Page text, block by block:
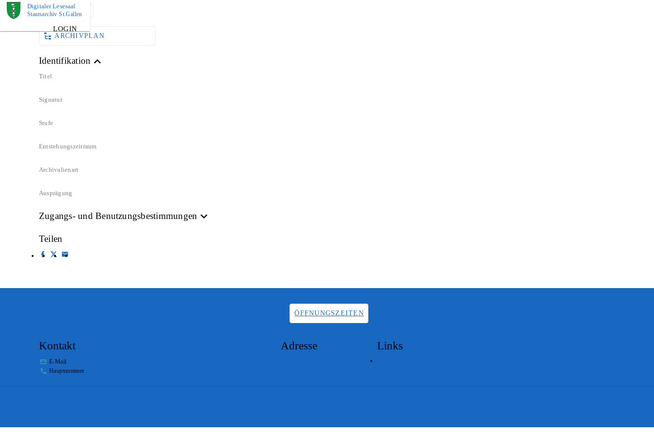
Digitaler Lesesaal
Staatsarchiv St.Gallen
LOGIN
DOKUMENT
ARCHIVPLAN
Identifikation
Titel
Signatur
Stufe
Entstehungszeitraum
Archivalienart
Ausprägung
Zugangs- und Benutzungsbestimmungen
Teilen
ÖFFNUNGSZEITEN
Kontakt
E-Mail
Hauptnummer
Adresse Links